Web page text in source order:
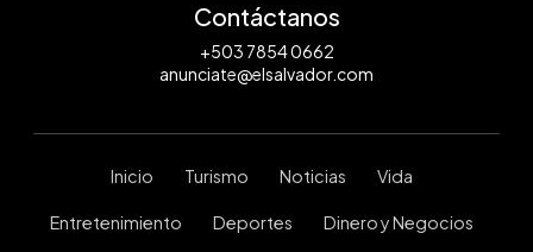
Contáctanos
+503 7854 0662
anunciate@elsalvador.com
Inicio Turismo Noticias Vida
Entretenimiento Deportes Dinero y Negocios